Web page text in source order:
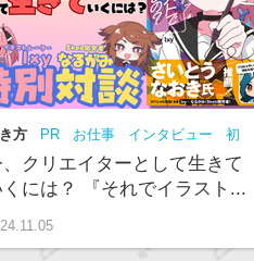
方 PR お仕事 インタビュー
初
中級
クリエイターとして生きて
には？ 『それでイラスト...